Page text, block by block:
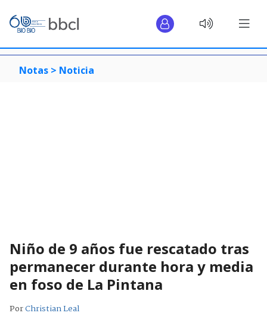
Notas > Noticia
Niño de 9 años fue rescatado tras
permanecer durante hora y media
en foso de La Pintana
PorChristian Leal